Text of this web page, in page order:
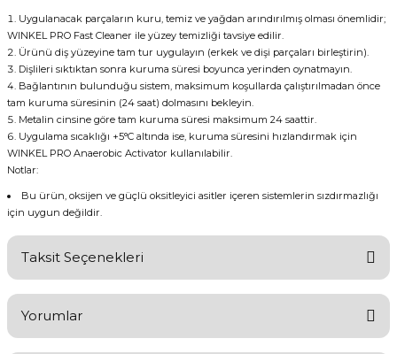
Uygulanacak parçaların kuru, temiz ve yağdan arındırılmış olması önemlidir;
WINKEL PRO Fast Cleaner ile yüzey temizliği tavsiye edilir.
Ürünü diş yüzeyine tam tur uygulayın (erkek ve dişi parçaları birleştirin).
Dişlileri sıktıktan sonra kuruma süresi boyunca yerinden oynatmayın.
Bağlantının bulunduğu sistem, maksimum koşullarda çalıştırılmadan önce
tam kuruma süresinin (24 saat) dolmasını bekleyin.
Metalin cinsine göre tam kuruma süresi maksimum 24 saattir.
Uygulama sıcaklığı +5°C altında ise, kuruma süresini hızlandırmak için
WINKEL PRO Anaerobic Activator kullanılabilir.
Notlar:
Bu ürün, oksijen ve güçlü oksitleyici asitler içeren sistemlerin sızdırmazlığı
için uygun değildir.
Taksit Seçenekleri
Yorumlar